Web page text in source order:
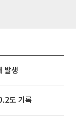
발생
도 기록